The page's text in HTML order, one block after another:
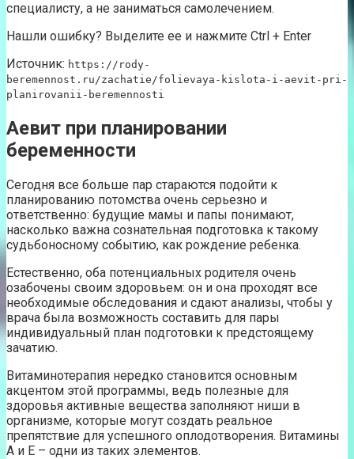
специалисту, а не заниматься самолечением.
Нашли ошибку? Выделите ее и нажмите Ctrl + Enter
Источник: https://rody-
beremennost.ru/zachatie/folievaya-kislota-i-aevit-pri-
planirovanii-beremennosti
Аевит при планировании
беременности
Сегодня все больше пар стараются подойти к
планированию потомства очень серьезно и
ответственно: будущие мамы и папы понимают,
насколько важна сознательная подготовка к такому
судьбоносному событию, как рождение ребенка.
Естественно, оба потенциальных родителя очень
озабочены своим здоровьем: он и она проходят все
необходимые обследования и сдают анализы, чтобы у
врача была возможность составить для пары
индивидуальный план подготовки к предстоящему
зачатию.
Витаминотерапия нередко становится основным
акцентом этой программы, ведь полезные для
здоровья активные вещества заполняют ниши в
организме, которые могут создать реальное
препятствие для успешного оплодотворения. Витамины
А и Е – одни из таких элементов.